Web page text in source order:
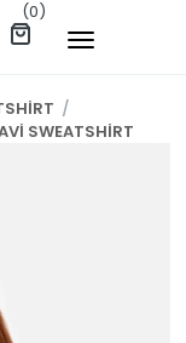
(0)
/
SWEATSHİRT